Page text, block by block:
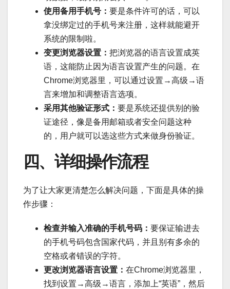
使用备用手机号： 要是条件许可的话，可以
拿没绑定过的手机号来注册，这样就能避开
系统的限制啦。
变更浏览器设置： 把浏览器的语言设置成英
语，这能防止因为语言设置产生的问题。在
Chrome浏览器里，可以通过设置→高级→语
言来增加和调整语言选项。
采用其他验证形式： 要是系统还提供别的验
证途径，像是备用邮箱或者安全问题这种
的，用户就可以选这些方式来做身份验证。
四、详细操作流程
为了让大家更清楚怎么解决问题，下面是具体的操
作步骤：
检查并输入准确的手机号码： 要保证输进去
的手机号码包含国家代码，并且别有多余的
空格或者错误的字符。
更改浏览器语言设置： 在Chrome浏览器里，
找到设置→高级→语言，添加上“英语”，然后